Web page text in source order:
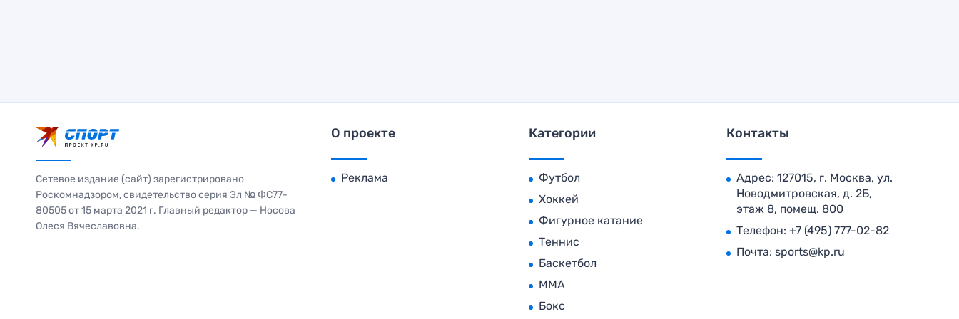
Сетевое издание (сайт) зарегистрировано
Роскомнадзором, свидетельство серия Эл № ФС77-
80505 от 15 марта 2021 г. Главный редактор — Носова
Олеся Вячеславовна.
О проекте
Реклама
Категории
Футбол
Хоккей
Фигурное катание
Теннис
Баскетбол
MMA
Бокс
Контакты
Адрес: 127015, г. Москва, ул.
Новодмитровская, д. 2Б,
этаж 8, помещ. 800
Телефон: +7 (495) 777-02-82
Почта: sports@kp.ru